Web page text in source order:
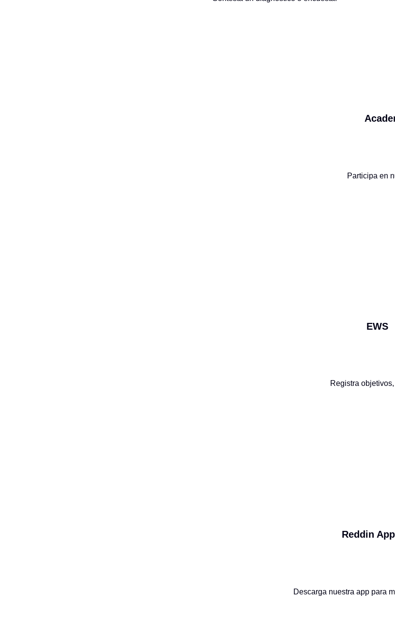
Participa en
EWS
Registra
Reddin App
Descarga nuestra app para